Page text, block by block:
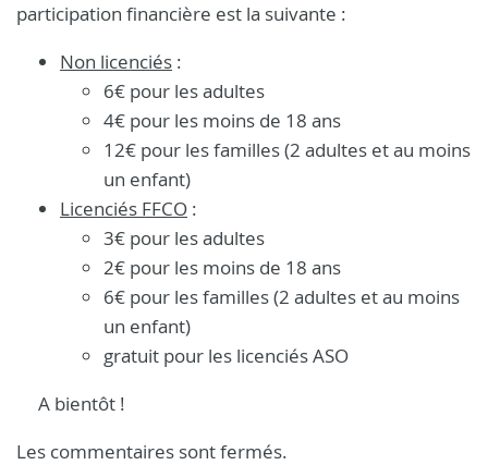
participation financière est la suivante :
Non licenciés :
6€ pour les adultes
4€ pour les moins de 18 ans
12€ pour les familles (2 adultes et au moins
un enfant)
Licenciés FFCO :
3€ pour les adultes
2€ pour les moins de 18 ans
6€ pour les familles (2 adultes et au moins
un enfant)
gratuit pour les licenciés ASO
A bientôt !
Les commentaires sont fermés.